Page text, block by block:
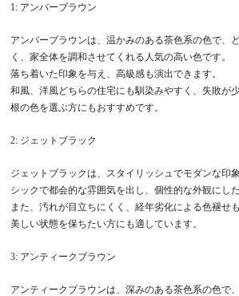
1: アンバーブラウン
アンバーブラウンは、温かみのある茶色系の色で、
く、家全体を調和させてくれる人気の高い色です。
落ち着いた印象を与え、高級感も演出できます。
和風、洋風どちらの住宅にも馴染みやすく、失敗が
根の色を選ぶ方にもおすすめです。
2: ジェットブラック
ジェットブラックは、スタイリッシュでモダンな印
シックで都会的な雰囲気を出し、個性的な外観にし
また、汚れが目立ちにくく、経年劣化による色褪せ
美しい状態を保ちたい方にも適しています。
3: アンティークブラウン
アンティークブラウンは、深みのある茶色系の色で